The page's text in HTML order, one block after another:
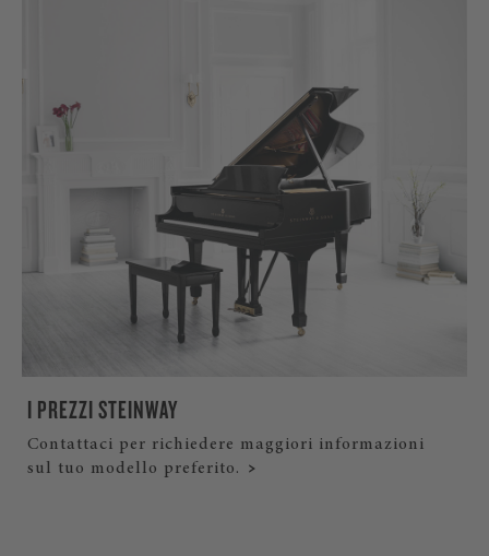
I PREZZI STEINWAY
Contattaci per richiedere maggiori informazioni
sul tuo modello preferito.